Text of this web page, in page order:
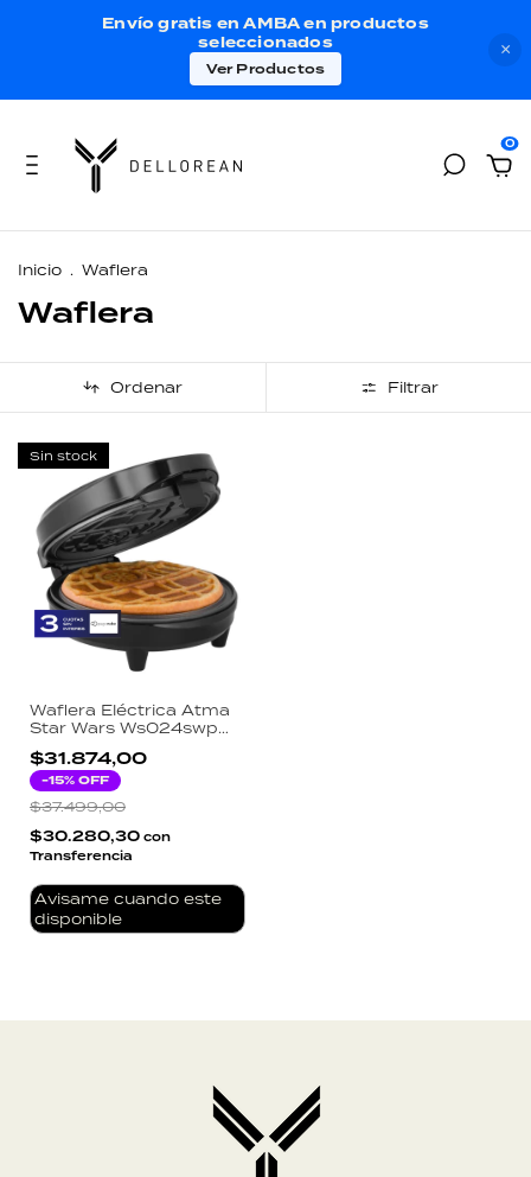
×
Envío gratis en AMBA en productos
seleccionados
Ver Productos
0
Inicio . Waflera
Waflera
Ordenar Filtrar
Sin stock
Waflera Eléctrica Atma
Star Wars Ws024swp
Color Negro
$31.874,00
-15% OFF
$37.499,00
$30.280,30 con
Transferencia
Avisame cuando este
disponible